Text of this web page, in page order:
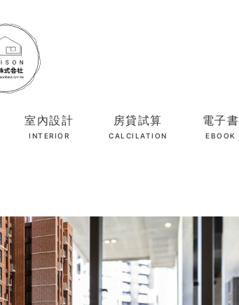
室內設計
INTERIOR
房貸試算
CALCILATION
電子書
EBOOK